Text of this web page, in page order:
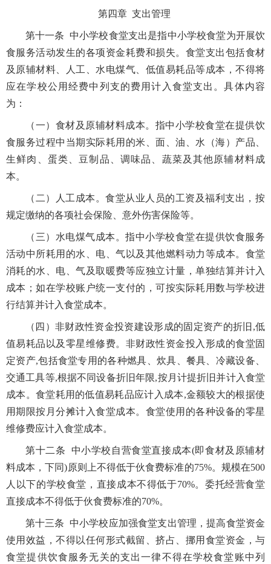
第四章 支出管理
第十一条 中小学校食堂支出是指中小学校食堂为开展饮
食服务活动发生的各项资金耗费和损失。食堂支出包括食材
及原辅材料、人工、水电煤气、低值易耗品等成本，不得将
应在学校公用经费中列支的费用计入食堂支出。具体内容
为：
（一）食材及原辅材料成本。指中小学校食堂在提供饮
食服务过程中当期实际耗用的米、面、油、水（海）产品、
生鲜肉、蛋类、豆制品、调味品、蔬菜及其他原辅材料成
本。
（二）人工成本。食堂从业人员的工资及福利支出，按
规定缴纳的各项社会保险、意外伤害保险等。
（三）水电煤气成本。指中小学校食堂在提供饮食服务
活动中所耗用的水、电、气以及其他燃料动力等成本。食堂
消耗的水、电、气及取暖费等应独立计量，单独结算并计入
成本；如在学校账户统一支付的，可按实际耗用数与学校进
行结算并计入食堂成本。
（四）非财政性资金投资建设形成的固定资产的折旧,低
值易耗品以及零星维修费。非财政性资金投入形成的食堂固
定资产,包括食堂专用的各种燃具、炊具、餐具、冷藏设备、
交通工具等,根据不同设备折旧年限,按月计提折旧并计入食堂
成本。食堂耗用的低值易耗品应计入成本,金额较大的根据使
用期限按月分摊计入食堂成本。食堂使用的各种设备的零星
维修费应计入食堂成本。
第十二条 中小学校自营食堂直接成本(即食材及原辅材
料成本，下同)原则上不得低于伙食费标准的75%。规模在500
人以下的学校食堂，直接成本不得低于70%。委托经营食堂
直接成本不得低于伙食费标准的70%。
第十三条 中小学校应加强食堂支出管理，提高食堂资金
使用效益，不得以任何形式截留、挤占、挪用食堂资金，与
食堂提供饮食服务无关的支出一律不得在学校食堂账中列